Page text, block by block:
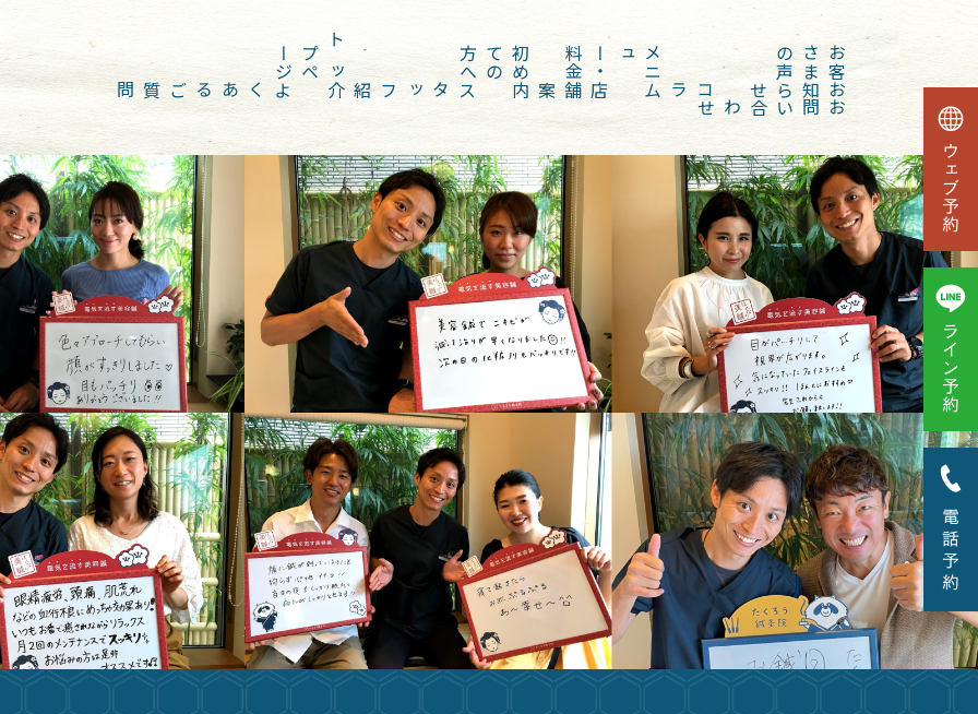
ト
ッ
プ
ペ
ー
ジ 初
め
て
の
方
へ メ
ニ
ュー
・
料
金 お
客
さ
ま
の
声
よくあるご質問 スタッフ紹介 店舗案内 コラム
お知らせ
お問い合わせ